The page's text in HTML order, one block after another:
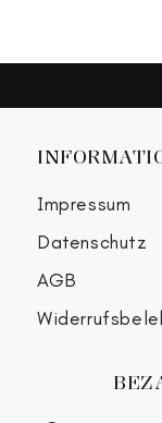
Impressum
Datenschutz
AGB